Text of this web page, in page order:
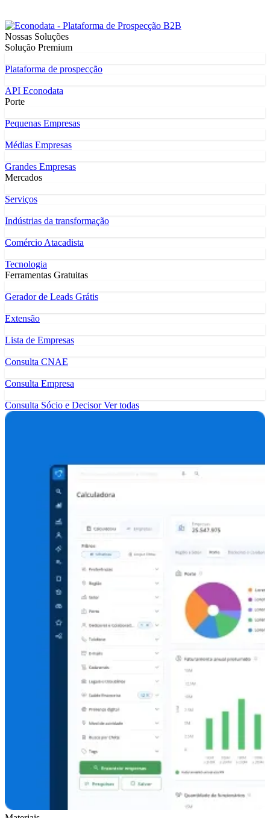
Nossas Soluções
Solução Premium
Plataforma de prospecção
API Econodata
Porte
Pequenas Empresas
Médias Empresas
Grandes Empresas
Mercados
Serviços
Indústrias da transformação
Comércio Atacadista
Tecnologia
Ferramentas Gratuitas
Gerador de Leads Grátis
Extensão
Lista de Empresas
Consulta CNAE
Consulta Empresa
Consulta Sócio e DecisorVer todas